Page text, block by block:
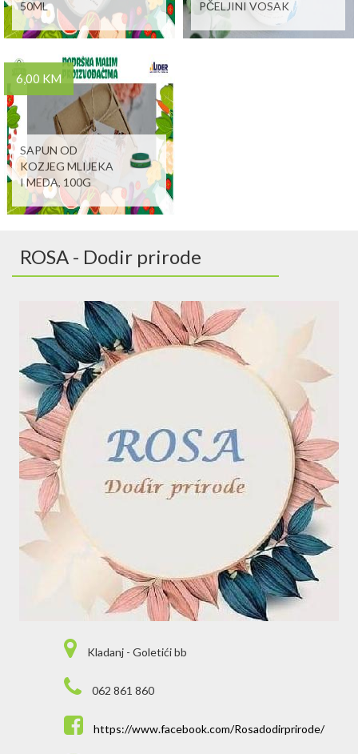
50ML PČELJINI VOSAK
6,00 KM
SAPUN OD
KOZJEG MLIJEKA
I MEDA, 100G
ROSA - Dodir prirode
Kladanj - Goletići bb
062 861 860
https://www.facebook.com/Rosadodirprirode/